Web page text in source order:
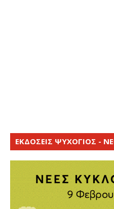
ΕΚΔΟΣΕΙΣ ΨΥΧΟΓΙΟΣ -